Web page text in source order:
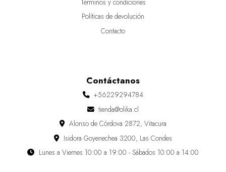
Políticas de devolución
Contacto
Contáctanos
+56229294784
tienda@olika.cl
Alonso de Córdova 2872, Vitacura
Isidora Goyenechea 3200, Las Condes
Lunes a Viernes 10:00 a 19:00 - Sábados 10:00 a 14:00